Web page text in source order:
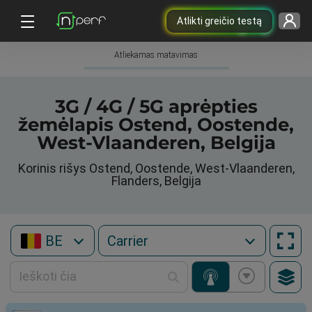
Atlikti greičio testą
Atliekamas matavimas
3G / 4G / 5G aprėpties
žemėlapis Ostend, Oostende,
West-Vlaanderen, Belgija
Korinis rišys Ostend, Oostende, West-Vlaanderen,
Flanders, Belgija
BE